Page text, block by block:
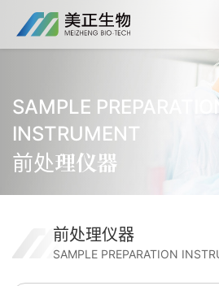
SAMPLE
INSTRUMENT
前处理仪器
前处理仪器
SAMPLE PREPARATION